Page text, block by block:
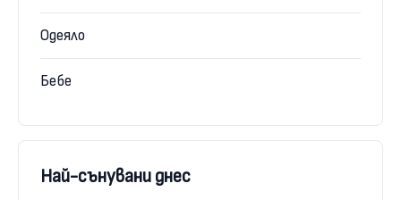
Одеяло
Бебе
Най-сънувани днес